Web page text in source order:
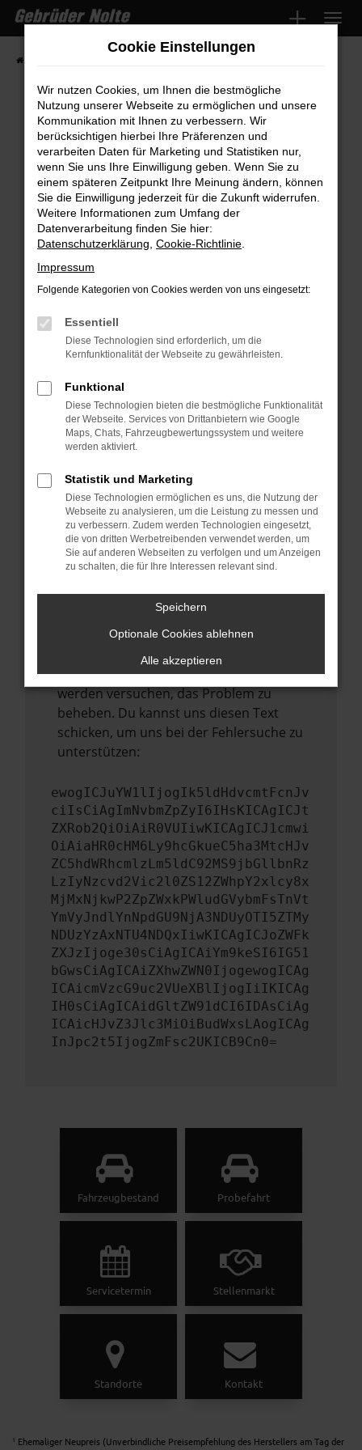
Zum
Hauptinhalt
springen
Fehler: Network Error
Beim Laden ist ein Fehler aufgetreten.
Hier sind ein paar Tipps, die dir helfen können:
Überprüfe deine Firewall und deine
Internetverbindung.
Manche Erweiterungen, wie Werbeblocker,
können das Laden bestimmter Seiten
verhindern. Funktioniert die Seite in einem
anderen Browser oder in einem privaten
Fenster?
Starte dein Gerät neu.
Das kann manchmal helfen,
Stelle sicher, dass dein Browser und dein
Betriebssystem auf dem neuesten Stand
sind.
Veraltete Software birgt nicht nur ein
Sicherheitsrisiko, sondern kann auch dazu
führen, dass bestimmte Funktionen nicht
mehr unterstützt werden.
Wende dich an den Webseitenbetreiber.
Wenn du alle oben genannten Schritte
versucht hast, kontaktiere uns bitte. Wir
werden versuchen, das Problem zu
beheben. Du kannst uns diesen Text
schicken, um uns bei der Fehlersuche zu
unterstützen:
ewogICJuYW1lIjogIk5ldHdvcmtFcnJv
ciIsCiAgImNvbmZpZyI6IHsKICAgICJt
ZXRob2QiOiAiR0VUIiwKICAgICJ1cmwi
OiAiaHR0cHM6Ly9hcGkueC5ha3MtcHJv
ZC5hdWRhcmlzLm5ldC92MS9jbGllbnRz
LzIyNzcvd2Vic2l0ZS12ZWhpY2xlcy8x
MjMxNjkwP2ZpZWxkPWludGVybmFsTnVt
YmVyJndlYnNpdGU9NjA3NDUyOTI5ZTMy
NDUzYzAxNTU4NDQxIiwKICAgICJoZWFk
ZXJzIjoge30sCiAgICAiYm9keSI6IG51
bGwsCiAgICAiZXhwZWN0IjogewogICAg
ICAicmVzcG9uc2VUeXBlIjogIiIKICAg
IH0sCiAgICAidGltZW91dCI6IDAsCiAg
ICAicHJvZ3Jlc3MiOiBudWxsLAogICAg
InJpc2t5IjogZmFsc2UKICB9Cn0=
Fahrzeugbestand Probefahrt
Servicetermin Stellenmarkt
Standorte Kontakt
1
Ehemaliger Neupreis (Unverbindliche Preisempfehlung des Herstellers am Tag der
Cookie Einstellungen
Wir nutzen Cookies, um Ihnen die bestmögliche
Nutzung unserer Webseite zu ermöglichen und unsere
Kommunikation mit Ihnen zu verbessern. Wir
berücksichtigen hierbei Ihre Präferenzen und
verarbeiten Daten für Marketing und Statistiken nur,
wenn Sie uns Ihre Einwilligung geben. Wenn Sie zu
einem späteren Zeitpunkt Ihre Meinung ändern, können
Sie die Einwilligung jederzeit für die Zukunft widerrufen.
Weitere Informationen zum Umfang der
Datenverarbeitung finden Sie hier:
Datenschutzerklärung Cookie-Richtlinie
Impressum
Folgende Kategorien von Cookies werden von uns eingesetzt:
Essentiell
Diese Technologien sind erforderlich, um die
Kernfunktionalität der Webseite zu gewährleisten.
Funktional
Diese Technologien bieten die bestmögliche Funktionalität
der Webseite. Services von Drittanbietern wie Google
Maps, Chats, Fahrzeugbewertungssystem und weitere
werden aktiviert.
Statistik und Marketing
Diese Technologien ermöglichen es uns, die Nutzung der
Webseite zu analysieren, um die Leistung zu messen und
zu verbessern. Zudem werden Technologien eingesetzt,
die von dritten Werbetreibenden verwendet werden, um
Sie auf anderen Webseiten zu verfolgen und um Anzeigen
zu schalten, die für Ihre Interessen relevant sind.
Speichern
Optionale Cookies ablehnen
Alle akzeptieren